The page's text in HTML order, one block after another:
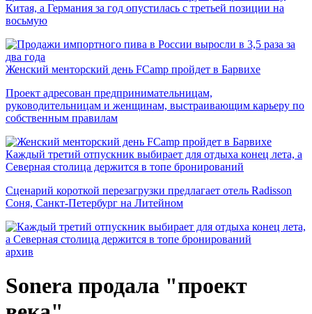
Китая, а Германия за год опустилась с третьей позиции на
восьмую
Женский менторский день FCamp пройдет в Барвихе
Проект адресован предпринимательницам,
руководительницам и женщинам, выстраивающим карьеру по
собственным правилам
Каждый третий отпускник выбирает для отдыха конец лета, а
Северная столица держится в топе бронирований
Сценарий короткой перезагрузки предлагает отель Radisson
Соня, Санкт-Петербург на Литейном
архив
Sonera продала "проект